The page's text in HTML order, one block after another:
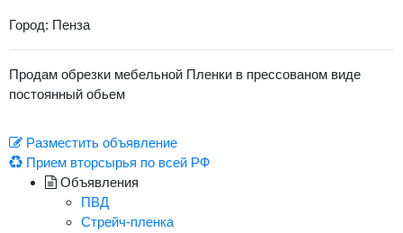
Город: Пенза
Продам обрезки мебельной Пленки в прессованом виде
постоянный обьем
Разместить объявление
Прием вторсырья по всей РФ
Объявления
ПВД
Стрейч-пленка